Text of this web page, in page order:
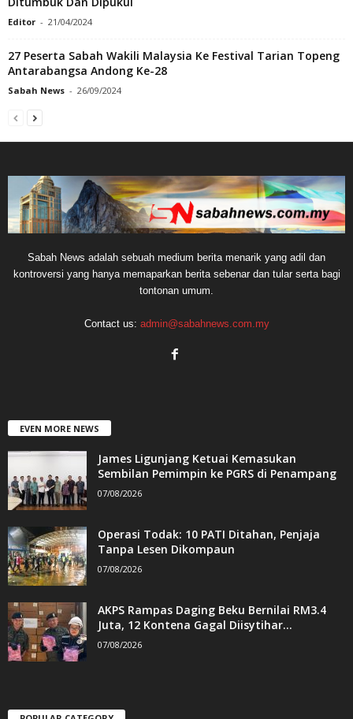
Editor - 21/04/2024
27 Peserta Sabah Wakili Malaysia Ke Festival Tarian Topeng
Antarabangsa Andong Ke-28
Sabah News - 26/09/2024
Sabah News adalah sebuah medium berita menarik yang adil dan
kontroversi yang hanya memaparkan berita sebenar dan tular serta bagi
tontonan umum.
Contact us: admin@sabahnews.com.my
EVEN MORE NEWS
James Ligunjang Ketuai Kemasukan
Sembilan Pemimpin ke PGRS di Penampang
07/08/2026
Operasi Todak: 10 PATI Ditahan, Penjaja
Tanpa Lesen Dikompaun
07/08/2026
AKPS Rampas Daging Beku Bernilai RM3.4
Juta, 12 Kontena Gagal Diisytihar...
07/08/2026